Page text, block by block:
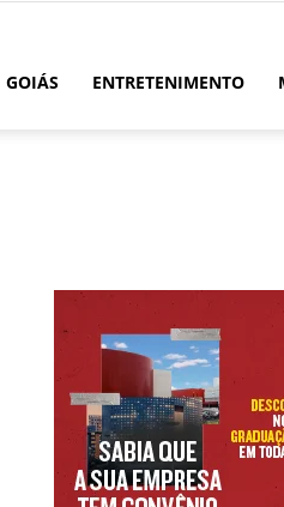
GOIÁS ENTRETENIMENTO